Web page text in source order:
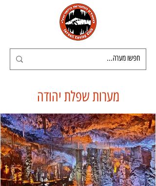
מערות שפלת יהודה